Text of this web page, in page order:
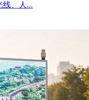
线、人...